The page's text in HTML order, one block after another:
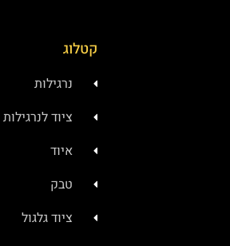
קטלוג
נרגילות
ציוד לנרגילות
איוד
טבק
ציוד גלגול